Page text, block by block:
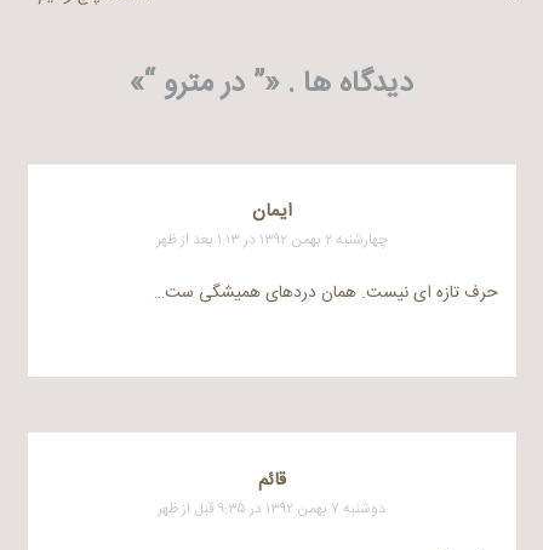
دیدگاه ها . «” در مترو “»
ايمان
چهارشنبه ۲ بهمن ۱۳۹۲ در ۱:۱۳ بعد از ظهر
حرف تازه ای نیست. همان دردهای همیشگی ست…
قائم
دوشنبه ۷ بهمن ۱۳۹۲ در ۹:۳۵ قبل از ظهر